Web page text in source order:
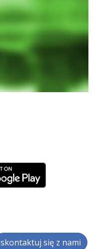
skontaktuj się z nami